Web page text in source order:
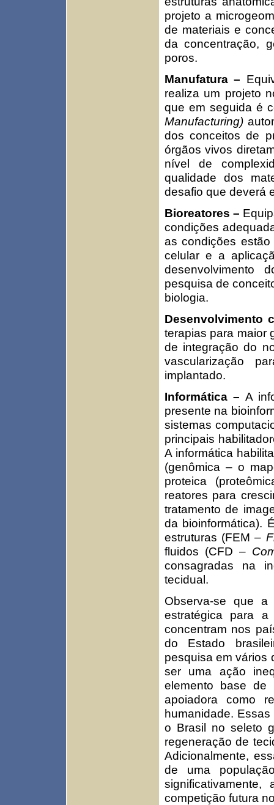
projeto a
de materiais e
da concentração,
poros.
Manufatura –
realiza um projeto
que em seguida é
Manufacturing)
dos conceitos de
órgãos vivos
nível de
qualidade dos
desafio que deverá
Bioreatores –
condições
as condições
celular e a
desenvolvimento
pesquisa de
biologia.
Desenvolvimento
terapias para maior
de integração do
vascularização
implantado.
Informática – A
presente na
sistemas
principais
A informática
(genômica – o
proteica
reatores para
tratamento de
da bioinformática).
estruturas (FEM –
fluidos (CFD –
consagradas na
tecidual.
Observa-se que a
estratégica para
concentram nos
do Estado
pesquisa em vários
ser uma ação
elemento base
apoiadora como
humanidade.
o Brasil no seleto
regeneração de
Adicionalmente,
de uma
competição futura